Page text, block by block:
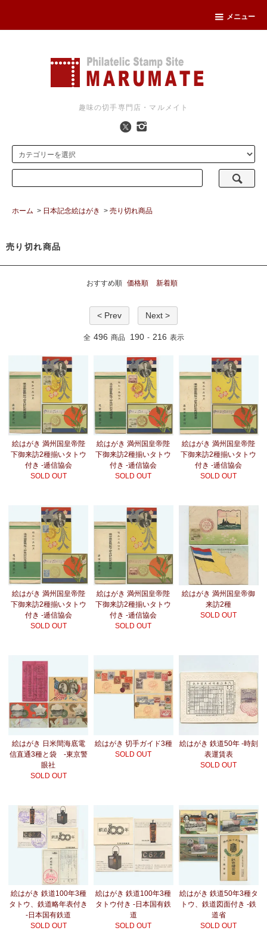
メニュー
趣味の切手専門店・マルメイト
ホーム > 日本記念絵はがき > 売り切れ商品
売り切れ商品
おすすめ順 価格順 新着順
< Prev Next >
全 496 商品 190 - 216 表示
絵はがき 満州国皇帝陛
下御来訪2種揃いタトウ
付き -逓信協会
SOLD OUT
絵はがき 満州国皇帝陛
下御来訪2種揃いタトウ
付き -逓信協会
SOLD OUT
絵はがき 満州国皇帝陛
下御来訪2種揃いタトウ
付き -逓信協会
SOLD OUT
絵はがき 満州国皇帝陛
下御来訪2種揃いタトウ
付き -逓信協会
SOLD OUT
絵はがき 満州国皇帝陛
下御来訪2種揃いタトウ
付き -逓信協会
SOLD OUT
絵はがき 満州国皇帝御
来訪2種
SOLD OUT
絵はがき 日米間海底電
信直通3種と袋 -東京警
眼社
SOLD OUT
絵はがき 切手ガイド3種
SOLD OUT
絵はがき 鉄道50年 -時刻
表運賃表
SOLD OUT
絵はがき 鉄道100年3種
タトウ、鉄道略年表付き
-日本国有鉄道
SOLD OUT
絵はがき 鉄道100年3種
タトウ付き -日本国有鉄
道
SOLD OUT
絵はがき 鉄道50年3種タ
トウ、鉄道図面付き -鉄
道省
SOLD OUT